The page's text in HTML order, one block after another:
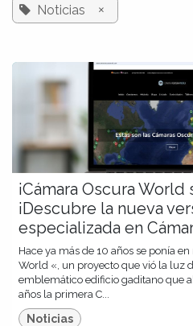
Noticias ×
¡Cámara Oscura World
¡Descubre la nueva
especializada en
Hace ya más de 10 años se ponía
World «, un proyecto que vió la luz
emblemático edificio gaditano que
años la primera C...
Noticias